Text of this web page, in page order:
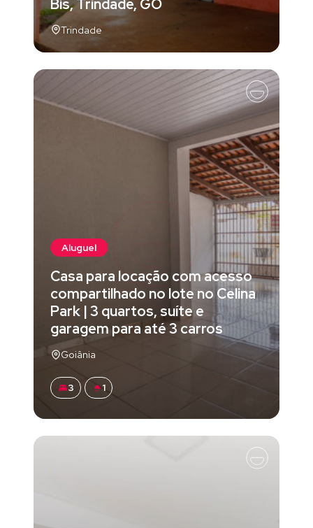
Bis, Trindade, GO
Trindade
Aluguel
Casa para locação com acesso
compartilhado no lote no Celina
Park | 3 quartos, suíte e
garagem para até 3 carros
Goiânia
3 1